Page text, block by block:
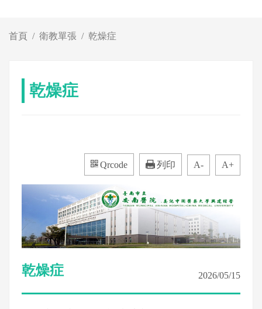
首頁 衛教單張 乾燥症
乾燥症
Qrcode 列印 A- A+
乾燥症 2026/05/15